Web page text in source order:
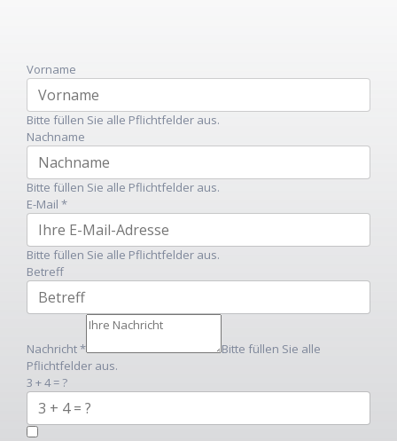
Vorname
Bitte füllen Sie alle Pflichtfelder aus.
Nachname
Bitte füllen Sie alle Pflichtfelder aus.
E-Mail *
Bitte füllen Sie alle Pflichtfelder aus.
Betreff
Nachricht*
Bitte füllen Sie alle
Pflichtfelder aus.
3 + 4 = ?